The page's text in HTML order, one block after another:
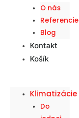
O nás
Referencie
Blog
Kontakt
Košík
Klimatizácie
Do